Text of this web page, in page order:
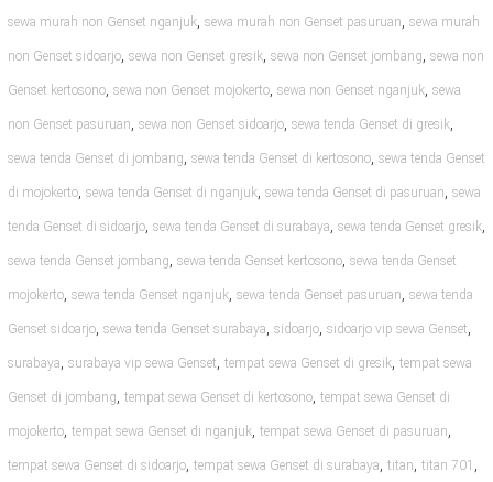
sewa murah non Genset nganjuk, sewa murah non Genset pasuruan, sewa murah
non Genset sidoarjo, sewa non Genset gresik, sewa non Genset jombang, sewa non
Genset kertosono, sewa non Genset mojokerto, sewa non Genset nganjuk, sewa
non Genset pasuruan, sewa non Genset sidoarjo, sewa tenda Genset di gresik,
sewa tenda Genset di jombang, sewa tenda Genset di kertosono, sewa tenda Genset
di mojokerto, sewa tenda Genset di nganjuk, sewa tenda Genset di pasuruan, sewa
tenda Genset di sidoarjo, sewa tenda Genset di surabaya, sewa tenda Genset gresik,
sewa tenda Genset jombang, sewa tenda Genset kertosono, sewa tenda Genset
mojokerto, sewa tenda Genset nganjuk, sewa tenda Genset pasuruan, sewa tenda
Genset sidoarjo, sewa tenda Genset surabaya, sidoarjo, sidoarjo vip sewa Genset,
surabaya, surabaya vip sewa Genset, tempat sewa Genset di gresik, tempat sewa
Genset di jombang, tempat sewa Genset di kertosono, tempat sewa Genset di
mojokerto, tempat sewa Genset di nganjuk, tempat sewa Genset di pasuruan,
tempat sewa Genset di sidoarjo, tempat sewa Genset di surabaya, titan, titan 701 ,